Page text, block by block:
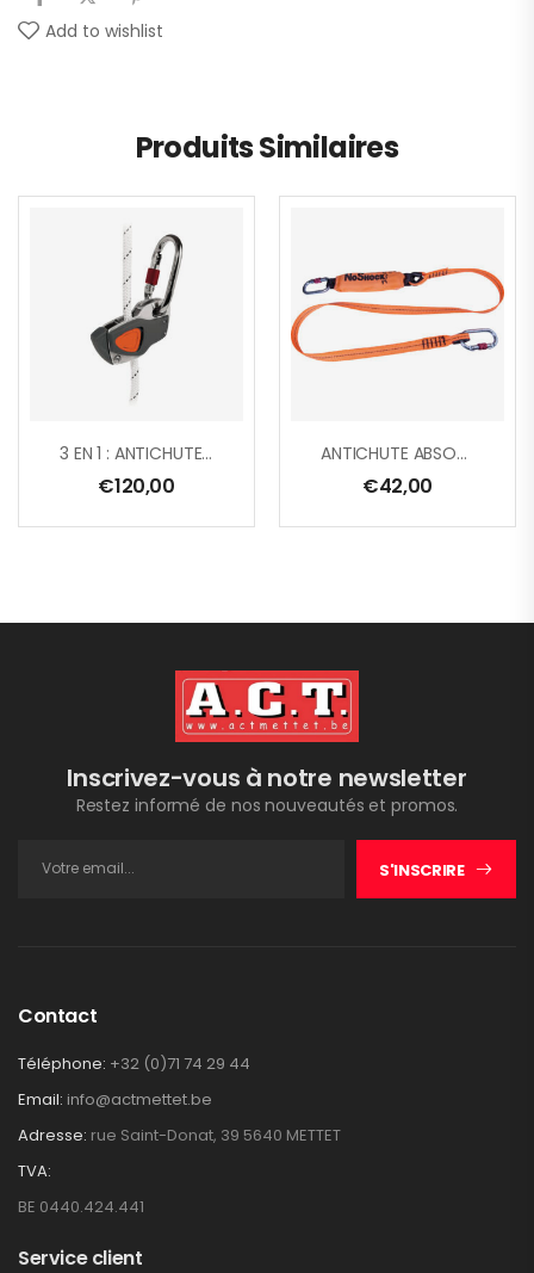
Add to wishlist
Produits Similaires
3 EN 1 : ANTICHUTE COULISSANT + BLOQUEUR SUR CORDE + TENDEUR DE LONGE + 1 AM002
€120,00
ANTICHUTE ABSORBEUR D’ÉNERGIE LONGE SANGLE 2 M + 2 AM002
€42,00
Inscrivez-vous à notre newsletter
Restez informé de nos nouveautés et promos.
S'INSCRIRE
Contact
Téléphone: +32 (0)71 74 29 44
Email: info@actmettet.be
Adresse: rue Saint-Donat, 39 5640 METTET
TVA:
BE 0440.424.441
Service client